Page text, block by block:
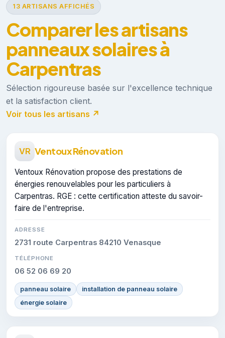
13 ARTISANS AFFICHÉS
Comparer les artisans
panneaux solaires à
Carpentras
Sélection rigoureuse basée sur l'excellence technique
et la satisfaction client.
Voir tous les artisans ↗
VR Ventoux Rénovation
Ventoux Rénovation propose des prestations de
énergies renouvelables pour les particuliers à
Carpentras. RGE : cette certification atteste du savoir-
faire de l'entreprise.
ADRESSE
2731 route Carpentras 84210 Venasque
TÉLÉPHONE
06 52 06 69 20
panneau solaire
installation de panneau solaire
énergie solaire